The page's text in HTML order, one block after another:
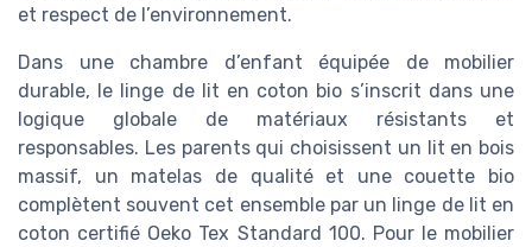
et respect de l’environnement.
Dans une chambre d’enfant équipée de mobilier
durable, le linge de lit en coton bio s’inscrit dans une
logique globale de matériaux résistants et
responsables. Les parents qui choisissent un lit en bois
massif, un matelas de qualité et une couette bio
complètent souvent cet ensemble par un linge de lit en
coton certifié Oeko Tex Standard 100. Pour le mobilier